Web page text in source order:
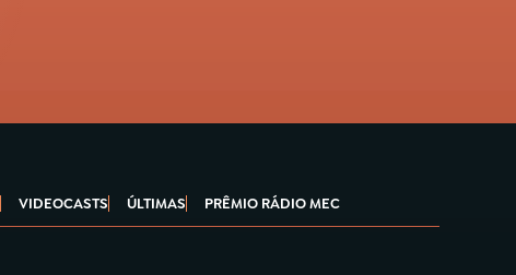
VIDEOCASTS ÚLTIMAS PRÊMIO RÁDIO MEC